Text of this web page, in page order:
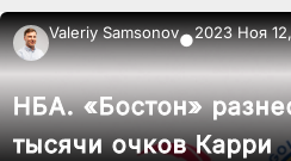
Valeriy Samsonov●2023 Ноя
НБА. «Бостон»
тысячи очков Карри